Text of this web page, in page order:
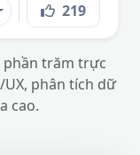
219
phần trăm trực
phân tích dữ
cao.